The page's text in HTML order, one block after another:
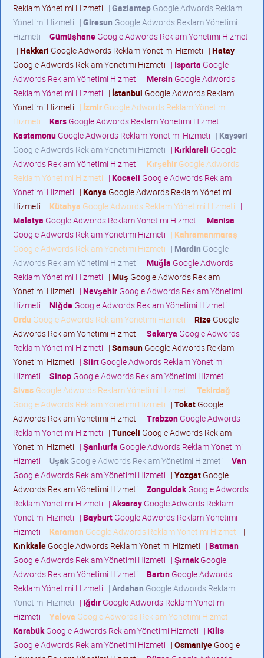
Reklam Yönetimi Hizmeti | Gaziantep Google Adwords Reklam
Yönetimi Hizmeti | Giresun Google Adwords Reklam Yönetimi
Hizmeti | Gümüşhane Google Adwords Reklam Yönetimi Hizmeti
| Hakkari Google Adwords Reklam Yönetimi Hizmeti | Hatay
Google Adwords Reklam Yönetimi Hizmeti | Isparta Google
Adwords Reklam Yönetimi Hizmeti | Mersin Google Adwords
Reklam Yönetimi Hizmeti | İstanbul Google Adwords Reklam
Yönetimi Hizmeti | İzmir Google Adwords Reklam Yönetimi
Hizmeti | Kars Google Adwords Reklam Yönetimi Hizmeti |
Kastamonu Google Adwords Reklam Yönetimi Hizmeti | Kayseri
Google Adwords Reklam Yönetimi Hizmeti | Kırklareli Google
Adwords Reklam Yönetimi Hizmeti | Kırşehir Google Adwords
Reklam Yönetimi Hizmeti | Kocaeli Google Adwords Reklam
Yönetimi Hizmeti | Konya Google Adwords Reklam Yönetimi
Hizmeti | Kütahya Google Adwords Reklam Yönetimi Hizmeti |
Malatya Google Adwords Reklam Yönetimi Hizmeti | Manisa
Google Adwords Reklam Yönetimi Hizmeti | Kahramanmaraş
Google Adwords Reklam Yönetimi Hizmeti | Mardin Google
Adwords Reklam Yönetimi Hizmeti | Muğla Google Adwords
Reklam Yönetimi Hizmeti | Muş Google Adwords Reklam
Yönetimi Hizmeti | Nevşehir Google Adwords Reklam Yönetimi
Hizmeti | Niğde Google Adwords Reklam Yönetimi Hizmeti |
Ordu Google Adwords Reklam Yönetimi Hizmeti | Rize Google
Adwords Reklam Yönetimi Hizmeti | Sakarya Google Adwords
Reklam Yönetimi Hizmeti | Samsun Google Adwords Reklam
Yönetimi Hizmeti | Siirt Google Adwords Reklam Yönetimi
Hizmeti | Sinop Google Adwords Reklam Yönetimi Hizmeti |
Sivas Google Adwords Reklam Yönetimi Hizmeti | Tekirdağ
Google Adwords Reklam Yönetimi Hizmeti | Tokat Google
Adwords Reklam Yönetimi Hizmeti | Trabzon Google Adwords
Reklam Yönetimi Hizmeti | Tunceli Google Adwords Reklam
Yönetimi Hizmeti | Şanlıurfa Google Adwords Reklam Yönetimi
Hizmeti | UşakGoogle Adwords Reklam Yönetimi Hizmeti | Van
Google Adwords Reklam Yönetimi Hizmeti | Yozgat Google
Adwords Reklam Yönetimi Hizmeti | ZonguldakGoogle Adwords
Reklam Yönetimi Hizmeti | Aksaray Google Adwords Reklam
Yönetimi Hizmeti | Bayburt Google Adwords Reklam Yönetimi
Hizmeti | Karaman Google Adwords Reklam Yönetimi Hizmeti |
Kırıkkale Google Adwords Reklam Yönetimi Hizmeti | Batman
Google Adwords Reklam Yönetimi Hizmeti | ŞırnakGoogle
Adwords Reklam Yönetimi Hizmeti | Bartın Google Adwords
Reklam Yönetimi Hizmeti | Ardahan Google Adwords Reklam
Yönetimi Hizmeti | Iğdır Google Adwords Reklam Yönetimi
Hizmeti | Yalova Google Adwords Reklam Yönetimi Hizmeti |
KarabükGoogle Adwords Reklam Yönetimi Hizmeti | Kilis
Google Adwords Reklam Yönetimi Hizmeti | Osmaniye Google